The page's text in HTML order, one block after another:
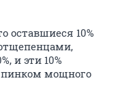
оставшиеся 10%
и эти 10%
мощного